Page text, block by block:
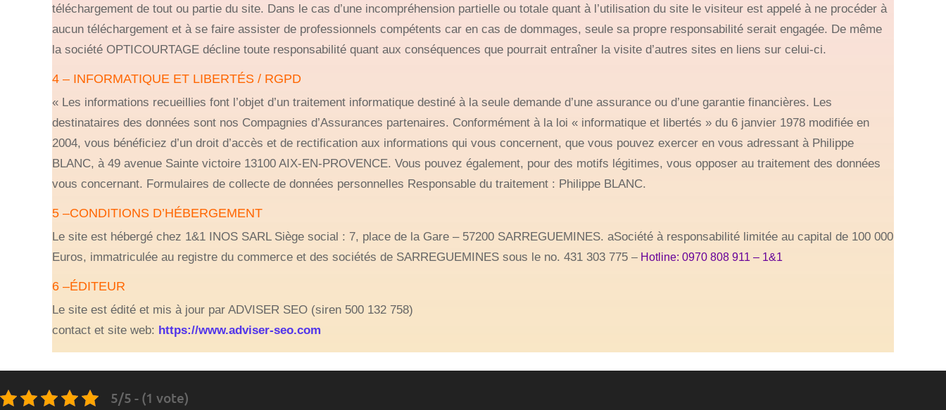
téléchargement de tout ou partie du site. Dans le cas d’une incompréhension partielle ou totale quant à l’utilisation du site le visiteur est appelé à ne procéder à
aucun téléchargement et à se faire assister de professionnels compétents car en cas de dommages, seule sa propre responsabilité serait engagée. De même
la société OPTICOURTAGE décline toute responsabilité quant aux conséquences que pourrait entraîner la visite d’autres sites en liens sur celui-ci.
4 – INFORMATIQUE ET LIBERTÉS / RGPD
« Les informations recueillies font l’objet d’un traitement informatique destiné à la seule demande d’une assurance ou d’une garantie financières. Les
destinataires des données sont nos Compagnies d’Assurances partenaires. Conformément à la loi « informatique et libertés » du 6 janvier 1978 modifiée en
2004, vous bénéficiez d’un droit d’accès et de rectification aux informations qui vous concernent, que vous pouvez exercer en vous adressant à Philippe
BLANC, à 49 avenue Sainte victoire 13100 AIX-EN-PROVENCE. Vous pouvez également, pour des motifs légitimes, vous opposer au traitement des données
vous concernant. Formulaires de collecte de données personnelles Responsable du traitement : Philippe BLANC.
5 –CONDITIONS D’HÉBERGEMENT
Le site est hébergé chez 1&1 INOS SARL Siège social : 7, place de la Gare – 57200 SARREGUEMINES. aSociété à responsabilité limitée au capital de 100 000
Euros, immatriculée au registre du commerce et des sociétés de SARREGUEMINES sous le no. 431 303 775 – Hotline: 0970 808 911 – 1&1
6 –ÉDITEUR
Le site est édité et mis à jour par ADVISER SEO (siren 500 132 758)
contact et site web: https://www.adviser-seo.com
5/5 - (1 vote)